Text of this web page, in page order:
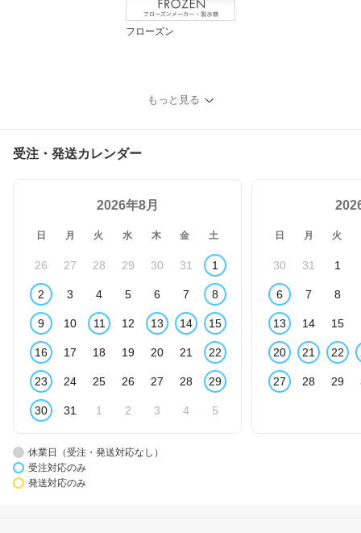
フローズン
もっと見る
受注・発送カレンダー
2026年8月
日 月 火 水 木 金 土
26 27 28 29 30 31 1
2 3 4 5 6 7 8
9 10 11 12 13 14 15
16 17 18 19 20 21 22
23 24 25 26 27 28 29
30 31 1 2 3 4 5
日 月 火
30 31 1
6 7 8
13 14 15
20 21 22
27 28 29
休業日（受注・発送対応なし）
受注対応のみ
発送対応のみ